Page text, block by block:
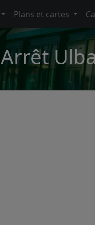
Plans et cartes
Arrêt